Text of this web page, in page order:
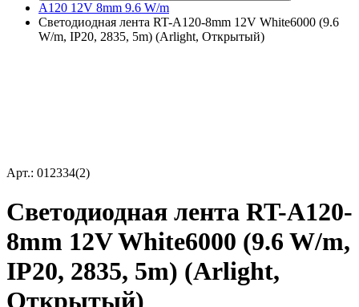
A120 12V 8mm 9.6 W/m
Светодиодная лента RT-A120-8mm 12V White6000 (9.6
W/m, IP20, 2835, 5m) (Arlight, Открытый)
Арт.: 012334(2)
Светодиодная лента RT-A120-
8mm 12V White6000 (9.6 W/m,
IP20, 2835, 5m) (Arlight,
Открытый)